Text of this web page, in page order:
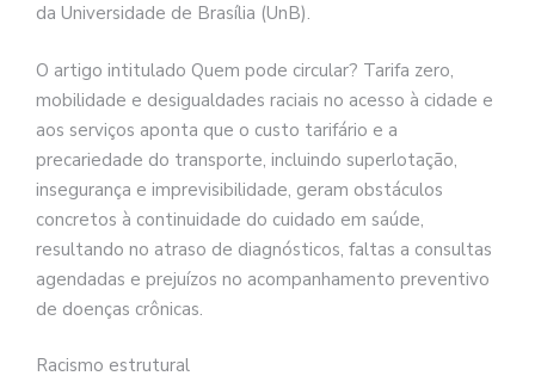
da Universidade de Brasília (UnB).
O artigo intitulado Quem pode circular? Tarifa zero,
mobilidade e desigualdades raciais no acesso à cidade e
aos serviços aponta que o custo tarifário e a
precariedade do transporte, incluindo superlotação,
insegurança e imprevisibilidade, geram obstáculos
concretos à continuidade do cuidado em saúde,
resultando no atraso de diagnósticos, faltas a consultas
agendadas e prejuízos no acompanhamento preventivo
de doenças crônicas.
Racismo estrutural